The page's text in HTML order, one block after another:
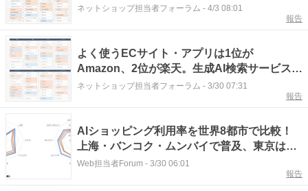
ットフードEC「犬猫生活」が東証グロースに
ネットショップ担当者フォーラム - 4/3 08:01
報告
よく使うECサイト・アプリは1位が
Amazon、2位が楽天。生成AI検索サービス
（ChatGPT、Perplexityなど）を使ったAIシ
ネットショップ担当者フォーラム - 3/30 07:31
報告
AIショッピング利用率を世界8都市で比較！
上海・バンコク・ムンバイで普及、東京は最
下位【トランスコスモス調べ】
Web担当者Forum - 3/30 06:01
報告